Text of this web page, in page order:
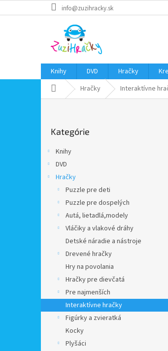
na
info@zuzihracky.sk
Knihy DVD Hračky
DomovHračky Interaktívne
kategórie
Kategórie
Knihy
DVD
Hračky
Puzzle pre deti
Puzzle pre dospelých
Autá, lietadlá,modely
Vláčiky a vlakové dráhy
Detské náradie a nástroje
Drevené hračky
Hry na povolania
Hračky pre dievčatá
Pre najmenších
Interaktívne hračky
Figúrky a zvieratká
Kocky
Plyšáci